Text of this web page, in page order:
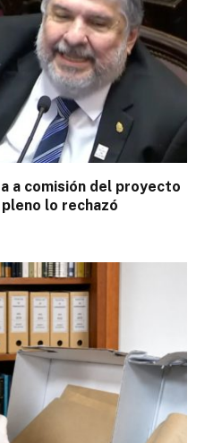
a comisión del proyecto
lo rechazó